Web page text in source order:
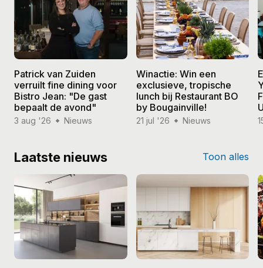
Patrick van Zuiden
verruilt fine dining voor
Bistro Jean: "De gast
bepaalt de avond"
3 aug '26 Nieuws
Winactie: Win een
exclusieve, tropische
lunch bij Restaurant BO
by Bougainville!
21 jul '26 Nieuws
Laatste nieuws Toon alles